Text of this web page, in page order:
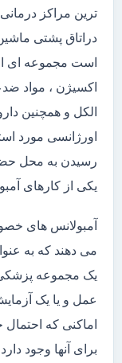
ترین مراکز
دراتاق پشتی
است مجموعه ای
اکسیژن ، مواد
الکل و همچنین
اورژانسی مورد
رسیدن به محل
یکی از کارهای
آمبولانس های
می دهند که به
یک مجموعه پزشکی
عمل و یا یک
اماکنی که احتمال
برای آنها وجود